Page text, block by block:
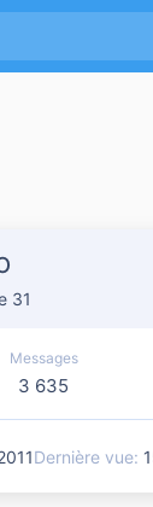
31
Messages
3 635
Dernière vue